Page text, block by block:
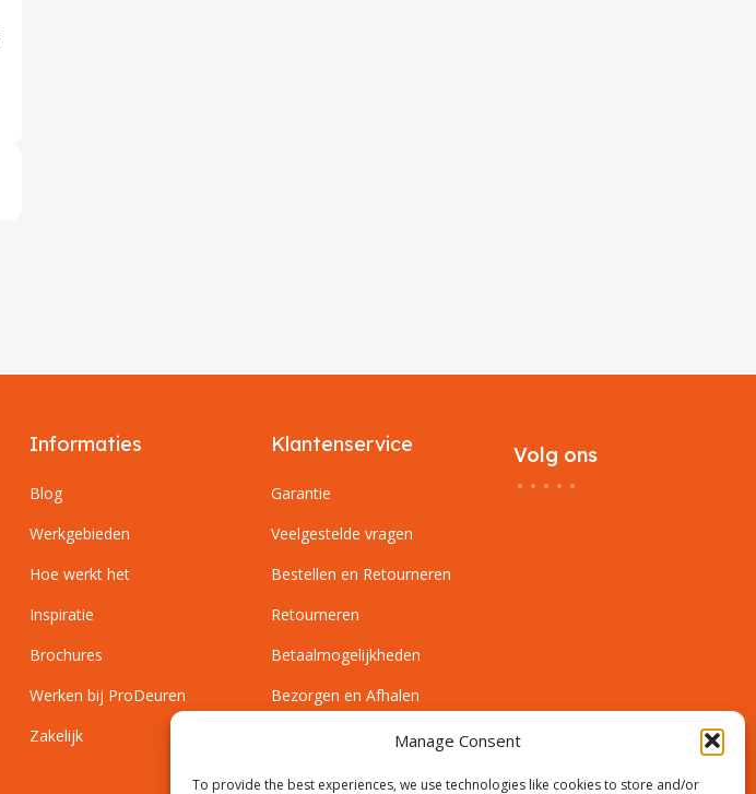
Manage Consent
To provide the best experiences, we use technologies like cookies to store and/or
Informaties
Blog
Werkgebieden
Hoe werkt het
Inspiratie
Brochures
Werken bij ProDeuren
Zakelijk
Klantenservice
Garantie
Veelgestelde vragen
Bestellen en Retourneren
Retourneren
Betaalmogelijkheden
Bezorgen en Afhalen
Leveringsvoorwaarden
Montagevoorwaarden
Volg ons